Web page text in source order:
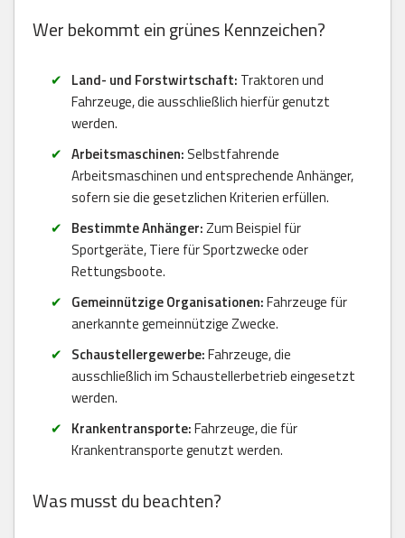
Wer bekommt ein grünes Kennzeichen?
Land- und Forstwirtschaft: Traktoren und
Fahrzeuge, die ausschließlich hierfür genutzt
werden.
Arbeitsmaschinen: Selbstfahrende
Arbeitsmaschinen und entsprechende Anhänger,
sofern sie die gesetzlichen Kriterien erfüllen.
Bestimmte Anhänger:Zum Beispiel für
Sportgeräte, Tiere für Sportzwecke oder
Rettungsboote.
Gemeinnützige Organisationen:Fahrzeuge für
anerkannte gemeinnützige Zwecke.
Schaustellergewerbe:Fahrzeuge, die
ausschließlich im Schaustellerbetrieb eingesetzt
werden.
Krankentransporte:Fahrzeuge, die für
Krankentransporte genutzt werden.
Was musst du beachten?